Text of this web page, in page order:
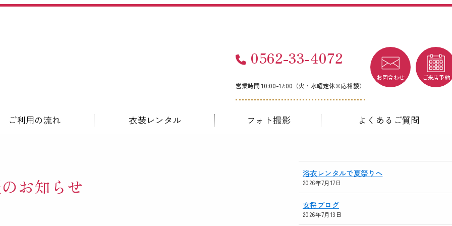
0562-33-4072
営業時間 10:00-17:00（火・水曜定休※応相談）
お問合わせ ご来店予約
ご利用の流れ 衣装レンタル フォト撮影 よくあるご質問
お知らせ
浴衣レンタルで夏祭りへ
2026年7月17日
女将ブログ
2026年7月13日